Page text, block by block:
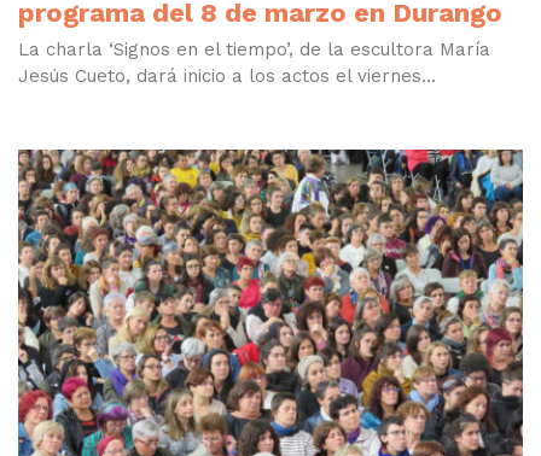
programa del 8 de marzo en Durango
La charla ‘Signos en el tiempo’, de la escultora María
Jesús Cueto, dará inicio a los actos el viernes...